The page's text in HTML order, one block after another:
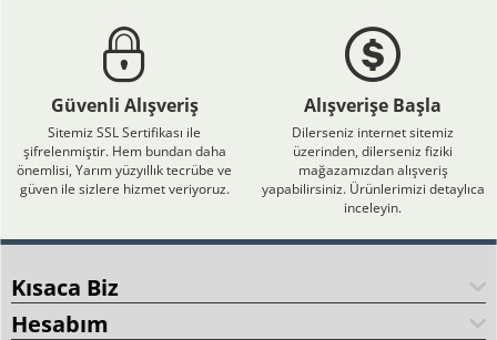
Güvenli Alışveriş
Sitemiz SSL Sertifikası ile
şifrelenmiştir. Hem bundan daha
önemlisi, Yarım yüzyıllık tecrübe ve
güven ile sizlere hizmet veriyoruz.
Alışverişe Başla
Dilerseniz internet sitemiz
üzerinden, dilerseniz fiziki
mağazamızdan alışveriş
yapabilirsiniz. Ürünlerimizi detaylıca
inceleyin.
Kısaca Biz
Hesabım